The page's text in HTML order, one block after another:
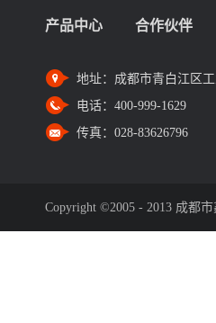
产品中心 合作伙伴
地址： 成都市青白江区
电话： 400-999-1629
传真： 028-83626796
Copyright ©2005 - 2013 成都